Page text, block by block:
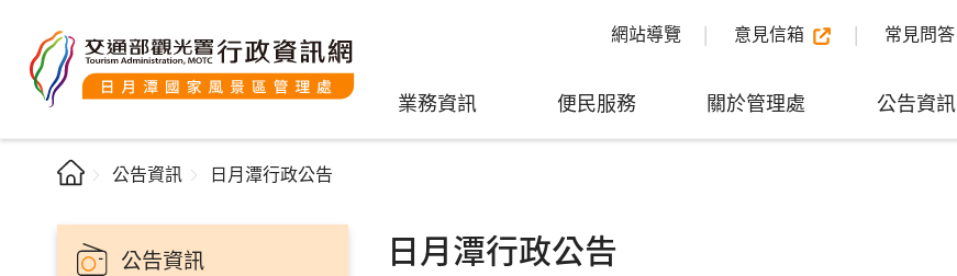
網站導覽 意見信箱 常見問答
業務資訊 便民服務 關於管理處 公告資訊
公告資訊 日月潭行政公告
公告資訊 日月潭行政公告